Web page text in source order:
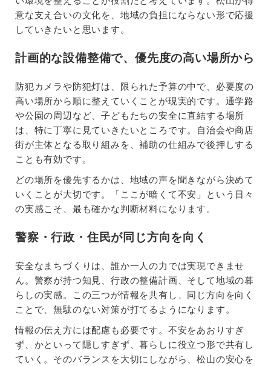
意な支え合いの文化を、地域の負担にならない形で応援
していきたいと思います。
計画的な設備整備で、優先度の高い場所から
防犯カメラや防犯灯は、限られた予算の中で、必要度の
高い場所から順に整えていくことが現実的です。通学路
や公園の周辺など、子どもたちの安全に直結する場所
は、特に丁寧に見ていきたいところです。自治会や商店
街が主体となる取り組みを、補助の仕組みで後押しする
ことも有効です。
どの場所を優先するかは、地域の声を聞きながら決めて
いくことが大切です。「ここが暗くて不安」という日々
の実感こそ、最も確かな判断材料になります。
警察・行政・住民が同じ方向を向く
安全なまちづくりは、誰か一人の力では実現できませ
ん。警察が持つ知見、行政の整備計画、そして地域の暮
らしの実感。この三つが情報を共有し、同じ方向を向く
ことで、無駄のない対策が打てるようになります。
情報の伝え方には配慮も必要です。不安をあおりすぎ
ず、かといって隠しすぎず、暮らしに役立つ形で共有し
ていく。そのバランスを大切にしながら、松山の安心を